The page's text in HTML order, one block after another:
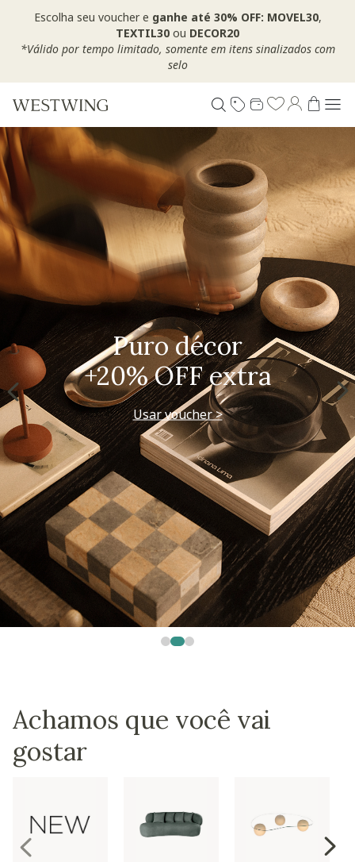
Escolha seu voucher e ganhe até 30% OFF: MOVEL30,
TEXTIL30 ou DECOR20
*Válido por tempo limitado, somente em itens sinalizados com
selo
Puro décor
+20% OFF extra
Usar voucher >
Achamos que você vai
gostar